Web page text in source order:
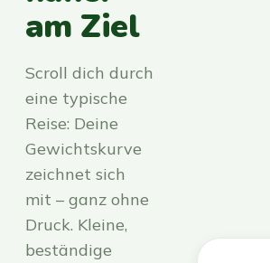
am Ziel
Scroll dich durch
eine typische
Reise: Deine
Gewichtskurve
zeichnet sich
mit – ganz ohne
Druck. Kleine,
beständige